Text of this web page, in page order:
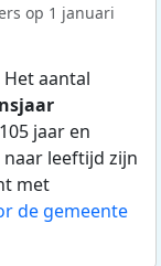
op 1 januari
aantal
jaar en
leeftijd zijn
met
de gemeente